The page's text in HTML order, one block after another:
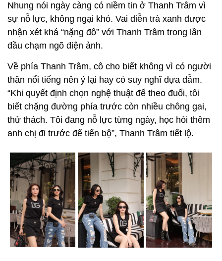
Nhung nói ngày càng có niềm tin ở Thanh Trâm vì
sự nỗ lực, không ngại khó. Vai diễn trà xanh được
nhận xét khá “nặng đô” với Thanh Trâm trong lần
đầu chạm ngõ điện ảnh.
Về phía Thanh Trâm, cô cho biết không vì có người
thân nổi tiếng nên ỷ lại hay có suy nghĩ dựa dẫm.
“Khi quyết định chọn nghệ thuật để theo đuổi, tôi
biết chặng đường phía trước còn nhiều chông gai,
thử thách. Tôi đang nỗ lực từng ngày, học hỏi thêm
anh chị đi trước để tiến bộ”, Thanh Trâm tiết lộ.